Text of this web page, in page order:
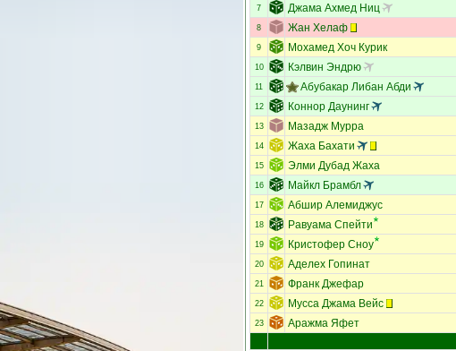
7 Джама Ахмед Ниц
8 Жан Хелаф
9 Мохамед Хоч Курик
10 Кэлвин Эндрю
11 Абубакар Либан Абди
12 Коннор Даунинг
13 Мазадж Мурра
14 Жаха Бахати
15 Элми Дубад Жаха
16 Майкл Брамбл
17 Абшир Алемиджус
18 Равуама Спейти
19 Кристофер Сноу
20 Аделех Гопинат
21 Франк Джефар
22 Мусса Джама Вейс
23 Аражма Яфет